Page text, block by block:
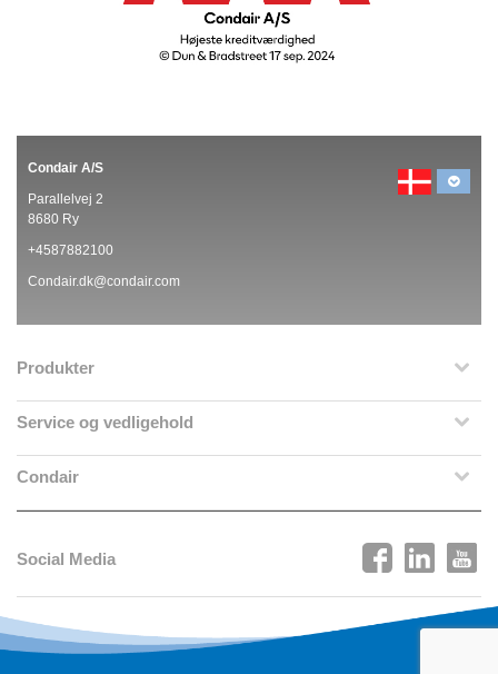
Condair A/S
Parallelvej 2
8680 Ry
+4587882100
Condair.dk@condair.com
Produkter
Service og vedligehold
Condair
Social Media